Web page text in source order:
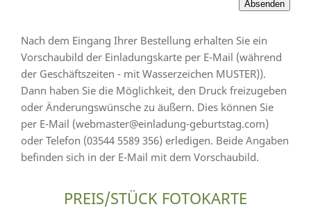
Nach dem Eingang Ihrer Bestellung erhalten Sie ein
Vorschaubild der Einladungskarte per E-Mail (während
der Geschäftszeiten - mit Wasserzeichen MUSTER)).
Dann haben Sie die Möglichkeit, den Druck freizugeben
oder Änderungswünsche zu äußern. Dies können Sie
per E-Mail (webmaster@einladung-geburtstag.com)
oder Telefon (03544 5589 356) erledigen. Beide Angaben
befinden sich in der E-Mail mit dem Vorschaubild.
PREIS/STÜCK FOTOKARTE